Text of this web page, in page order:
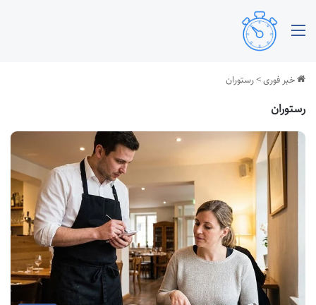
خبر فوری>رستوران
رستوران